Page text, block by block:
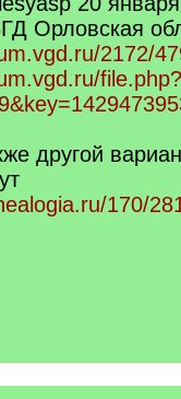
Орловская
2172/
file.php?
другой
170/